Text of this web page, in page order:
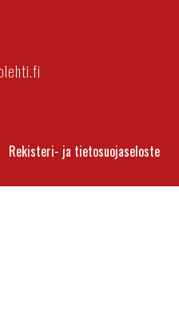
Rekisteri- ja tietosuojaseloste